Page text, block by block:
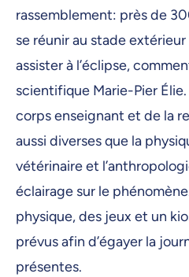
rassemblement: près de
se réunir au stade
assister à l’éclipse,
scientifique Marie-Pier
corps enseignant et de la
aussi diverses que la
vétérinaire et
éclairage sur le
physique, des jeux et un
prévus afin d’égayer la
présentes.